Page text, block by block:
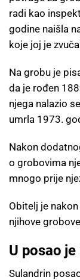
radi kao
godine naišla
koje joj je
Na grobu je
da je rođen
njega nalazio
umrla 1973.
Nakon
o grobovima
mnogo prije
Obitelj je
njihove
U posao
Sulandrin